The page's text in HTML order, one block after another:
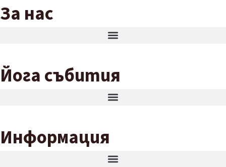
За нас
Йога събития
Информация